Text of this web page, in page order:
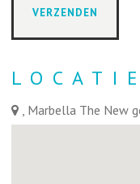
LOCATIE
, Marbella The New